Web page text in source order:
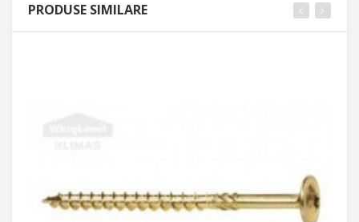
PRODUSE SIMILARE